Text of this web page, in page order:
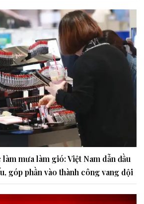
mưa làm gió: Việt Nam dẫn đầu
góp phần vào thành công vang dội